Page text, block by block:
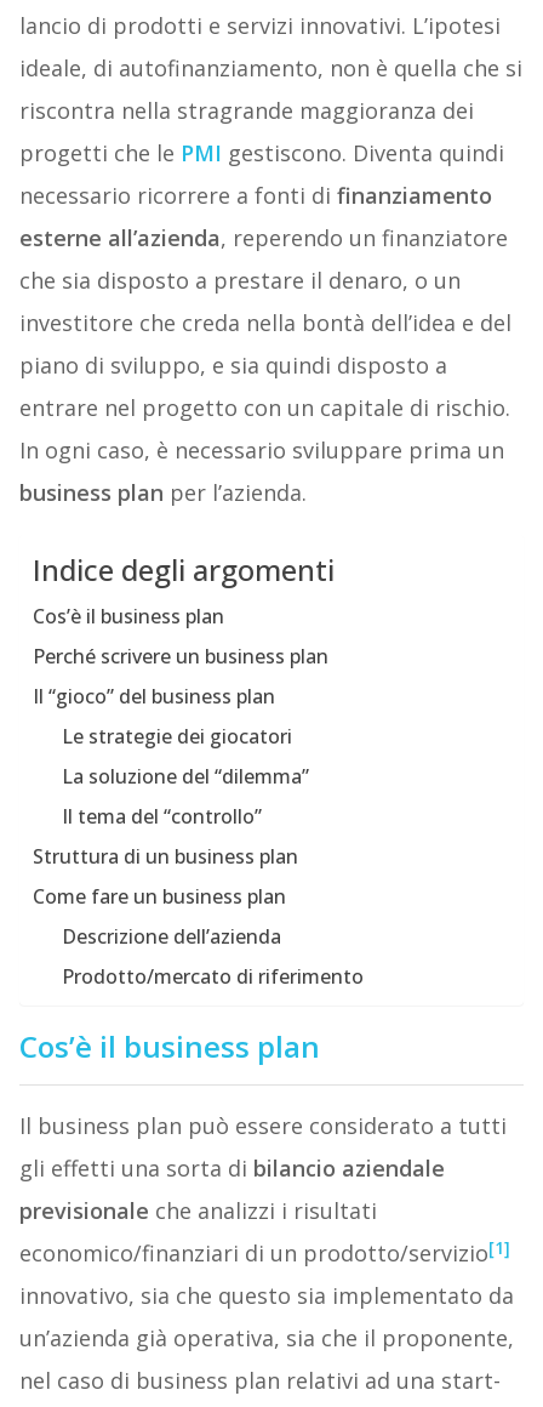
lancio di prodotti e servizi innovativi. L’ipotesi
ideale, di autofinanziamento, non è quella che si
riscontra nella stragrande maggioranza dei
progetti che le PMI gestiscono. Diventa quindi
necessario ricorrere a fonti di finanziamento
esterne all’azienda, reperendo un finanziatore
che sia disposto a prestare il denaro, o un
investitore che creda nella bontà dell’idea e del
piano di sviluppo, e sia quindi disposto a
entrare nel progetto con un capitale di rischio.
In ogni caso, è necessario sviluppare prima un
business plan per l’azienda.
Indice degli argomenti
Cos’è il business plan
Perché scrivere un business plan
Il “gioco” del business plan
Le strategie dei giocatori
La soluzione del “dilemma”
Il tema del “controllo”
Struttura di un business plan
Come fare un business plan
Descrizione dell’azienda
Prodotto/mercato di riferimento
Cos’è il business plan
Il business plan può essere considerato a tutti
gli effetti una sorta di bilancio aziendale
previsionale che analizzi i risultati
economico/finanziari di un prodotto/servizio[1]
innovativo, sia che questo sia implementato da
un’azienda già operativa, sia che il proponente,
nel caso di business plan relativi ad una start-